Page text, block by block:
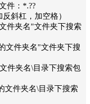
件：*.??
斜杠，加空格）
件夹名"文件夹下搜索
文件夹名"文件夹下搜
件夹名\目录下搜索包
文件夹名\目录下搜索